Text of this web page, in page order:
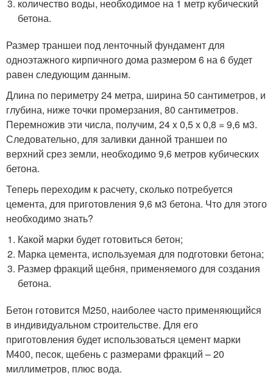
количество воды, необходимое на 1 метр кубический
бетона.
Размер траншеи под ленточный фундамент для
одноэтажного кирпичного дома размером 6 на 6 будет
равен следующим данным.
Длина по периметру 24 метра, ширина 50 сантиметров, и
глубина, ниже точки промерзания, 80 сантиметров.
Перемножив эти числа, получим, 24 x 0,5 х 0,8 = 9,6 м3.
Следовательно, для заливки данной траншеи по
верхний срез земли, необходимо 9,6 метров кубических
бетона.
Теперь переходим к расчету, сколько потребуется
цемента, для приготовления 9,6 м3 бетона. Что для этого
необходимо знать?
Какой марки будет готовиться бетон;
Марка цемента, используемая для подготовки бетона;
Размер фракций щебня, применяемого для создания
бетона.
Бетон готовится М250, наиболее часто применяющийся
в индивидуальном строительстве. Для его
приготовления будет использоваться цемент марки
М400, песок, щебень с размерами фракций – 20
миллиметров, плюс вода.